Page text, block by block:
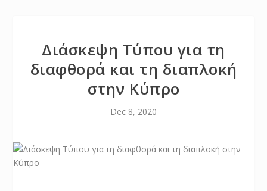
Διάσκεψη Τύπου για τη
διαφθορά και τη διαπλοκή
στην Κύπρο
Dec 8, 2020